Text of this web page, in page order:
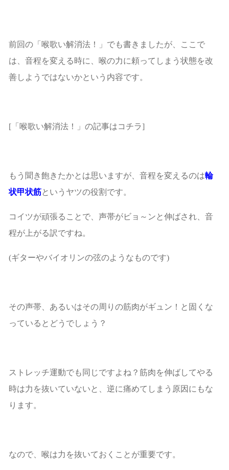
前回の「喉歌い解消法！」でも書きましたが、ここで
は、音程を変える時に、喉の力に頼ってしまう状態を改
善しようではないかという内容です。
[「喉歌い解消法！」の記事はコチラ]
もう聞き飽きたかとは思いますが、音程を変えるのは輪
状甲状筋というヤツの役割です。
コイツが頑張ることで、声帯がビョ～ンと伸ばされ、音
程が上がる訳ですね。
(ギターやバイオリンの弦のようなものです)
その声帯、あるいはその周りの筋肉がギュン！と固くな
っているとどうでしょう？
ストレッチ運動でも同じですよね？筋肉を伸ばしてやる
時は力を抜いていないと、逆に痛めてしまう原因にもな
ります。
なので、喉は力を抜いておくことが重要です。